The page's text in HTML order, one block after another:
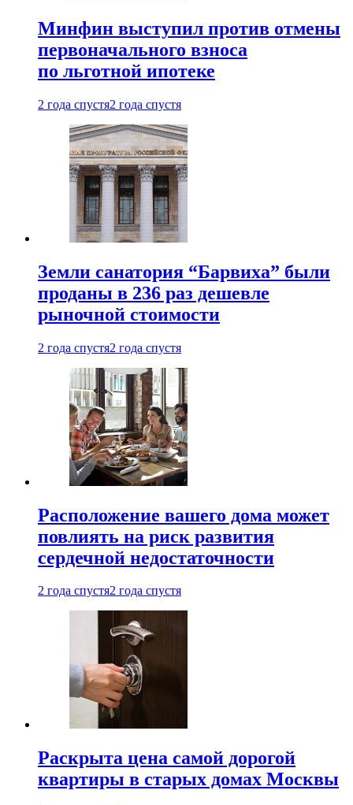
Минфин выступил против отмены
первоначального взноса
по льготной ипотеке
2 года спустя2 года спустя
Земли санатория “Барвиха” были
проданы в 236 раз дешевле
рыночной стоимости
2 года спустя2 года спустя
Расположение вашего дома может
повлиять на риск развития
сердечной недостаточности
2 года спустя2 года спустя
Раскрыта цена самой дорогой
квартиры в старых домах Москвы